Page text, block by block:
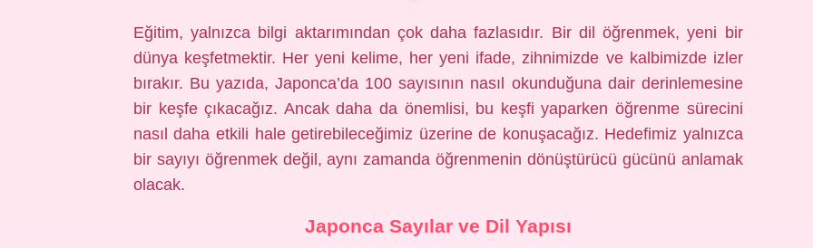
Eğitim, yalnızca bilgi aktarımından çok daha fazlasıdır. Bir dil öğrenmek, yeni bir
dünya keşfetmektir. Her yeni kelime, her yeni ifade, zihnimizde ve kalbimizde izler
bırakır. Bu yazıda, Japonca’da 100 sayısının nasıl okunduğuna dair derinlemesine
bir keşfe çıkacağız. Ancak daha da önemlisi, bu keşfi yaparken öğrenme sürecini
nasıl daha etkili hale getirebileceğimiz üzerine de konuşacağız. Hedefimiz yalnızca
bir sayıyı öğrenmek değil, aynı zamanda öğrenmenin dönüştürücü gücünü anlamak
olacak.
Japonca Sayılar ve Dil Yapısı